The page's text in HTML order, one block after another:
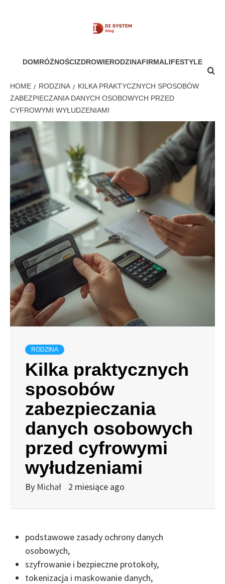
MÓJ SYSTEM
DOMRÓŻNOŚCIZDROWIERODZINAFIRMALIFESTYLE
HOME RODZINA
KILKA PRAKTYCZNYCH SPOSOBÓW
ZABEZPIECZANIA DANYCH OSOBOWYCH PRZED
CYFROWYMI WYŁUDZENIAMI
RODZINA
Kilka praktycznych
sposobów
zabezpieczania
danych osobowych
przed cyfrowymi
wyłudzeniami
By Michał 2 miesiące ago
podstawowe zasady ochrony danych
osobowych,
szyfrowanie i bezpieczne protokoły,
tokenizacja i maskowanie danych,